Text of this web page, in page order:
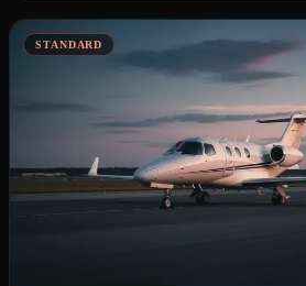
STANDARD